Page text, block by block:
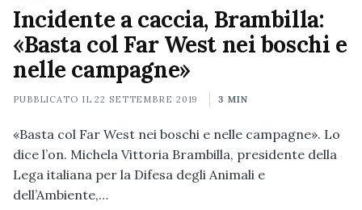
Incidente a caccia, Brambilla:
«Basta col Far West nei boschi e
nelle campagne»
PUBBLICATO IL22 SETTEMBRE 2019 3 MIN
«Basta col Far West nei boschi e nelle campagne». Lo
dice l’on. Michela Vittoria Brambilla, presidente della
Lega italiana per la Difesa degli Animali e
dell’Ambiente,…